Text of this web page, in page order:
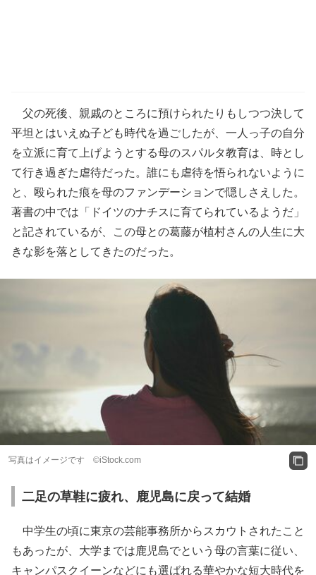
父の死後、親戚のところに預けられたりもしつつ決して
平坦とはいえぬ子ども時代を過ごしたが、一人っ子の自分
を立派に育て上げようとする母のスパルタ教育は、時とし
て行き過ぎた虐待だった。誰にも虐待を悟られないように
と、殴られた痕を母のファンデーションで隠しさえした。
著書の中では「ドイツのナチスに育てられているようだ」
と記されているが、この母との葛藤が植村さんの人生に大
きな影を落としてきたのだった。
写真はイメージです ©iStock.com
二足の草鞋に疲れ、鹿児島に戻って結婚
中学生の頃に東京の芸能事務所からスカウトされたこと
もあったが、大学までは鹿児島でという母の言葉に従い、
キャンパスクイーンなどにも選ばれる華やかな短大時代を